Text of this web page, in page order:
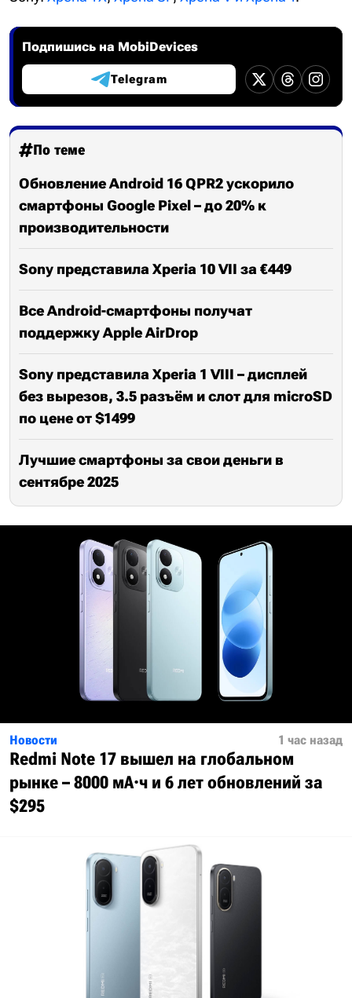
Подпишись на MobiDevices
Telegram
По теме
Обновление Android 16 QPR2 ускорило
смартфоны Google Pixel – до 20% к
производительности
Sony представила Xperia 10 VII за €449
Все Android-смартфоны получат
поддержку Apple AirDrop
Sony представила Xperia 1 VIII – дисплей
без вырезов, 3.5 разъём и слот для microSD
по цене от $1499
Лучшие смартфоны за свои деньги в
сентябре 2025
Новости 1 час назад
Redmi Note 17 вышел на глобальном
рынке – 8000 мА·ч и 6 лет обновлений за
$295